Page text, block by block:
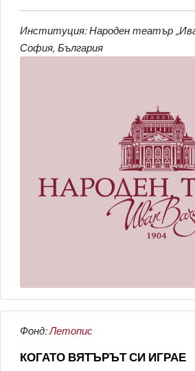
Институция: Народен театър
София, България
Фонд:Летопис
КОГАТО ВЯТЪРЪТ СИ ИГРАЕ